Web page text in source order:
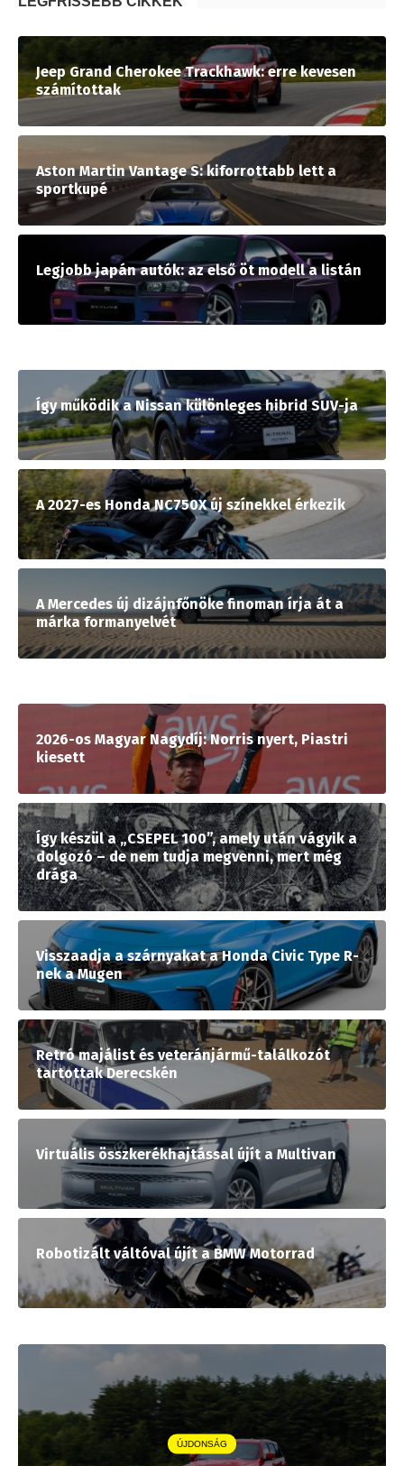
Jeep Grand Cherokee Trackhawk: erre kevesen
számítottak
Aston Martin Vantage S: kiforrottabb lett a
sportkupé
Legjobb japán autók: az első öt modell a listán
Így működik a Nissan különleges hibrid SUV-ja
A 2027-es Honda NC750X új színekkel érkezik
A Mercedes új dizájnfőnöke finoman írja át a
márka formanyelvét
2026-os Magyar Nagydíj: Norris nyert, Piastri
kiesett
Így készül a „CSEPEL 100”, amely után vágyik a
dolgozó – de nem tudja megvenni, mert még
drága
Visszaadja a szárnyakat a Honda Civic Type R-
nek a Mugen
Retró majálist és veteránjármű-találkozót
tartottak Derecskén
Virtuális összkerékhajtással újít a Multivan
Robotizált váltóval újít a BMW Motorrad
ÚJDONSÁG